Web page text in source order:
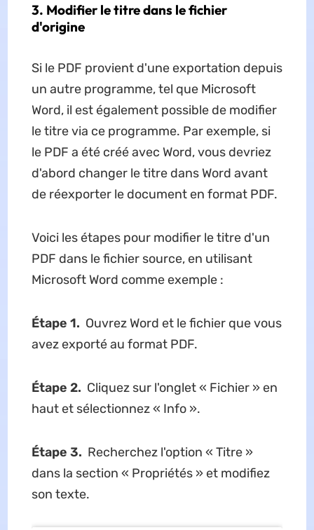
3. Modifier le titre dans le fichier
d'origine
Si le PDF provient d'une exportation depuis
un autre programme, tel que Microsoft
Word, il est également possible de modifier
le titre via ce programme. Par exemple, si
le PDF a été créé avec Word, vous devriez
d'abord changer le titre dans Word avant
de réexporter le document en format PDF.
Voici les étapes pour modifier le titre d'un
PDF dans le fichier source, en utilisant
Microsoft Word comme exemple :
Étape 1. Ouvrez Word et le fichier que vous
avez exporté au format PDF.
Étape 2. Cliquez sur l'onglet « Fichier » en
haut et sélectionnez « Info ».
Étape 3. Recherchez l'option « Titre »
dans la section « Propriétés » et modifiez
son texte.